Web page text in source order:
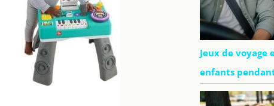
Jeux de voyage
enfants